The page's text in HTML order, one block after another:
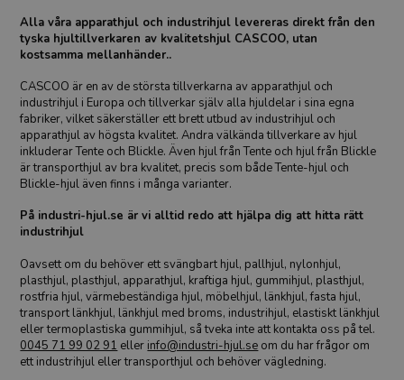
Alla våra apparathjul och industrihjul levereras direkt från den
tyska hjultillverkaren av kvalitetshjul CASCOO, utan
kostsamma mellanhänder..
CASCOO är en av de största tillverkarna av apparathjul och
industrihjul i Europa och tillverkar själv alla hjuldelar i sina egna
fabriker, vilket säkerställer ett brett utbud av industrihjul och
apparathjul av högsta kvalitet. Andra välkända tillverkare av hjul
inkluderar Tente och Blickle. Även hjul från Tente och hjul från Blickle
är transporthjul av bra kvalitet, precis som både Tente-hjul och
Blickle-hjul även finns i många varianter.
På industri-hjul.se är vi alltid redo att hjälpa dig att hitta rätt
industrihjul
Oavsett om du behöver ett svängbart hjul, pallhjul, nylonhjul,
plasthjul, plasthjul, apparathjul, kraftiga hjul, gummihjul, plasthjul,
rostfria hjul, värmebeständiga hjul, möbelhjul, länkhjul, fasta hjul,
transport länkhjul, länkhjul med broms, industrihjul, elastiskt länkhjul
eller termoplastiska gummihjul, så tveka inte att kontakta oss på tel.
0045 71 99 02 91 eller info@industri-hjul.se om du har frågor om
ett industrihjul eller transporthjul och behöver vägledning.